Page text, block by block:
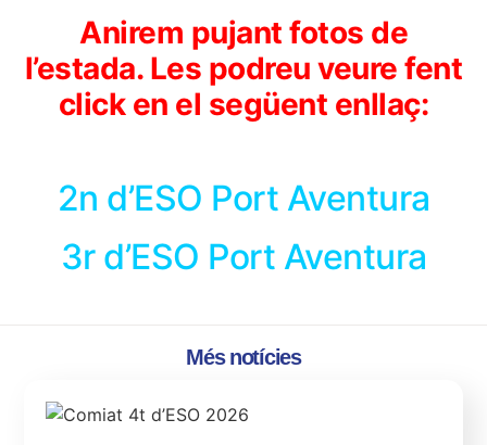
Anirem pujant fotos de
l’estada. Les podreu veure fent
click en el següent enllaç:
2n d’ESO Port Aventura
3r d’ESO Port Aventura
Més notícies